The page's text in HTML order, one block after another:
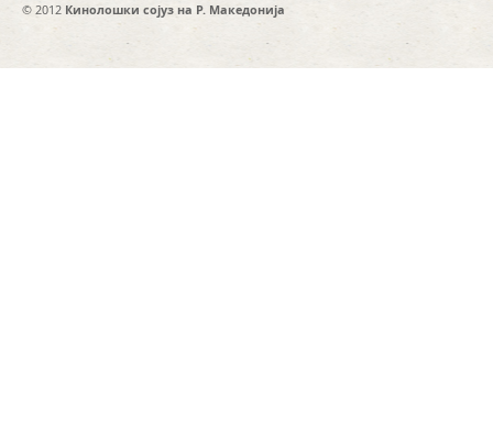
© 2012 Кинолошки сојуз на Р. Македонија